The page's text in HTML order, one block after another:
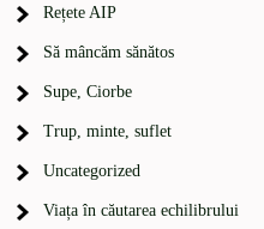
Rețete AIP
Să mâncăm sănătos
Supe, Ciorbe
Trup, minte, suflet
Uncategorized
Viața în căutarea echilibrului